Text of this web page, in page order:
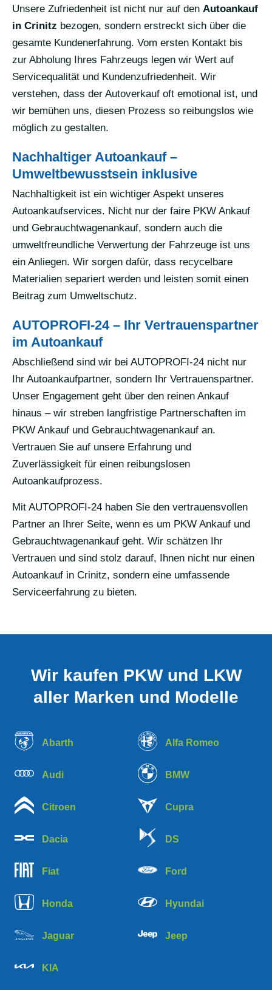
Unsere Zufriedenheit ist nicht nur auf den Autoankauf
in Crinitz bezogen, sondern erstreckt sich über die
gesamte Kundenerfahrung. Vom ersten Kontakt bis
zur Abholung Ihres Fahrzeugs legen wir Wert auf
Servicequalität und Kundenzufriedenheit. Wir
verstehen, dass der Autoverkauf oft emotional ist, und
wir bemühen uns, diesen Prozess so reibungslos wie
möglich zu gestalten.
Nachhaltiger Autoankauf –
Umweltbewusstsein inklusive
Nachhaltigkeit ist ein wichtiger Aspekt unseres
Autoankaufservices. Nicht nur der faire PKW Ankauf
und Gebrauchtwagenankauf, sondern auch die
umweltfreundliche Verwertung der Fahrzeuge ist uns
ein Anliegen. Wir sorgen dafür, dass recycelbare
Materialien separiert werden und leisten somit einen
Beitrag zum Umweltschutz.
AUTOPROFI-24 – Ihr Vertrauenspartner
im Autoankauf
Abschließend sind wir bei AUTOPROFI-24 nicht nur
Ihr Autoankaufpartner, sondern Ihr Vertrauenspartner.
Unser Engagement geht über den reinen Ankauf
hinaus – wir streben langfristige Partnerschaften im
PKW Ankauf und Gebrauchtwagenankauf an.
Vertrauen Sie auf unsere Erfahrung und
Zuverlässigkeit für einen reibungslosen
Autoankaufprozess.
Mit AUTOPROFI-24 haben Sie den vertrauensvollen
Partner an Ihrer Seite, wenn es um PKW Ankauf und
Gebrauchtwagenankauf geht. Wir schätzen Ihr
Vertrauen und sind stolz darauf, Ihnen nicht nur einen
Autoankauf in Crinitz, sondern eine umfassende
Serviceerfahrung zu bieten.
Wir kaufen PKW und LKW
aller Marken und Modelle
Abarth Alfa Romeo
Audi BMW
Citroen Cupra
Dacia DS
Fiat Ford
Honda Hyundai
Jaguar Jeep
KIA